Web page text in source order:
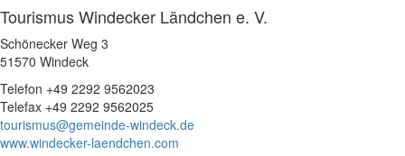
Tourismus Windecker Ländchen e. V.
Schönecker Weg 3
51570 Windeck
Telefon +49 2292 9562023
Telefax +49 2292 9562025
tourismus@gemeinde-windeck.de
www.windecker-laendchen.com